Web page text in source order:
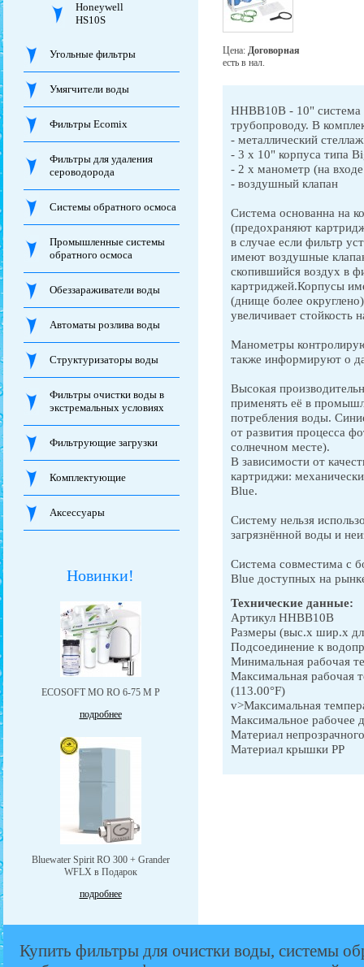
Honeywell
HS10S
Угольные фильтры
Умягчители воды
Фильтры Ecomix
Фильтры для удаления
сероводорода
Системы обратного осмоса
Промышленные системы
обратного осмоса
Обеззараживатели воды
Автоматы розлива воды
Структуризаторы воды
Фильтры очистки воды в
экстремальных условиях
Фильтрующие загрузки
Комплектующие
Аксессуары
Новинки!
ЕCOSOFT MO RO 6-75 М P
подробнее
Bluewater Spirit RO 300 + Grander
WFLX в Подарок
подробнее
Цена: Договорная
есть в нал.
HHBB10B - 10" система
трубопроводу. В
- металлический
- 3 x 10" корпуса типа
- 2 x манометр (на
- воздушный клапан
Система основанна на
(предохраняют
в случае если фильтр
имеют воздушные
скопившийся воздух в
картриджей.Корпусы
(днище более
увеличивает стойкость
Манометры
также информируют о
Высокая
применять её в
потребления воды.
от развития процесса
солнечном месте).
В зависимости от
картриджи:
Blue.
Систему нельзя
загрязнённой воды и
Система совместима с
Blue доступных на
Технические данные:
Артикул HHBB10B
Размеры (выс.х шир.х
Подсоединение к
Минимальная рабочая
Максимальная рабочая
(113.00°F)
v>Максимальная
Максимальное рабочее
Материал
Материал крышки PP
Купить фильтры для очистки воды, системы